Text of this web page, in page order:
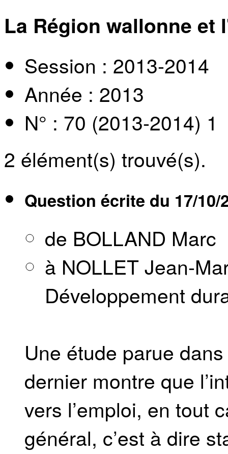
La Région wallonne et
Session : 2013-2014
Année : 2013
N° : 70 (2013-2014) 1
2 élément(s) trouvé(s).
Question écrite du 17/10/
de BOLLAND Marc
à NOLLET Jean-
Développement
Une étude parue
dernier montre que
vers l’emploi, en tout
général, c’est à dire